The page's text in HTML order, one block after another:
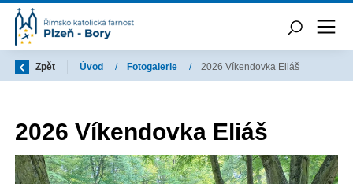
Zpět Úvod / Fotogalerie / 2026 Víkendovka Eliáš
2026 Víkendovka Eliáš